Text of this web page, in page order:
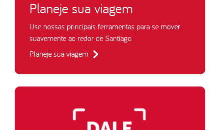
Planeje sua viagem
Use nossas principais ferramentas para se mover
suavemente ao redor de Santiago.
Planeje sua viagem